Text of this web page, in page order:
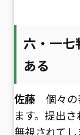
六・一七
ある
佐藤個々の
ます。提出
無視されて